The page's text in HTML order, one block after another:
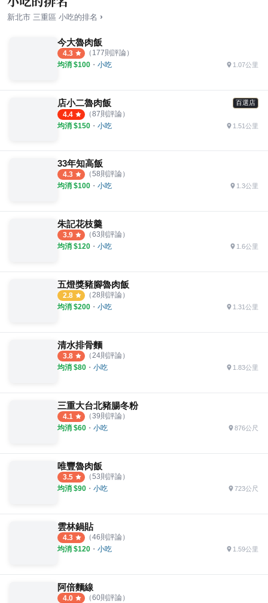
新北市 三重區 小吃的排名 ›
今大魯肉飯
4.3 （ 177則評論）
均消 $100 ・ 小吃 1.07公里
店小二魯肉飯 百選店
4.4 （87則評論）
均消 $150 ・ 小吃 1.51公里
33年知高飯
4.3 （58則評論）
均消 $100 ・ 小吃 1.3公里
朱記花枝羹
3.9 （63則評論）
均消 $120 ・ 小吃 1.6公里
五燈獎豬腳魯肉飯
2.8 （ 28則評論）
均消 $200 ・ 小吃 1.31公里
清水排骨麵
3.8 （ 24則評論）
均消 $80 ・ 小吃 1.83公里
三重大台北豬腸冬粉
4.1 （39則評論）
均消 $60 ・ 小吃 876公尺
唯豐魯肉飯
3.5 （53則評論）
均消 $90 ・ 小吃 723公尺
雲林鍋貼
4.3 （46則評論）
均消 $120 ・ 小吃 1.59公里
阿倍麵線
4.0 （60則評論）